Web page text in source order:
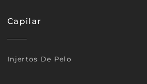
Capilar
Injertos De Pelo